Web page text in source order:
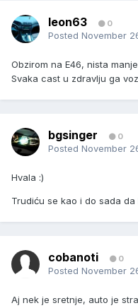
leon63 0
Posted November
Obzirom na E46, nista
Svaka cast u zdravlju ga
bgsinger 0
Posted November
Hvala :)
Trudiću se kao i do sada
cobanoti 0
Posted November
Aj nek je sretnje, auto je